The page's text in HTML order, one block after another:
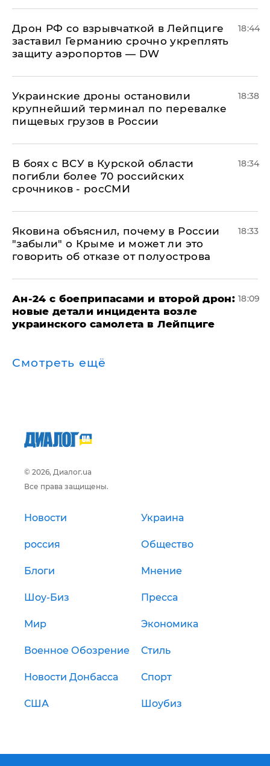
​Дрон РФ со взрывчаткой в Лейпциге
заставил Германию срочно укреплять
защиту аэропортов — DW
18:44
Украинские дроны остановили
крупнейший терминал по перевалке
пищевых грузов в России
18:38
В боях с ВСУ в Курской области
погибли более 70 российских
срочников - росСМИ
18:34
Яковина объяснил, почему в России
"забыли" о Крыме и может ли это
говорить об отказе от полуострова
18:33
Ан-24 с боеприпасами и второй дрон:
новые детали инцидента возле
украинского самолета в Лейпциге
18:09
Смотреть ещё
© 2026, Диалог.ua
Все права защищены.
Новости Украина
россия Общество
Блоги Мнение
Шоу-Биз Пресса
Мир Экономика
Военное Обозрение Стиль
Новости Донбасса Спорт
США Шоубиз